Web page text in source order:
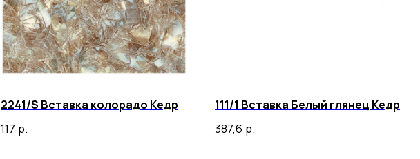
2241/S Вставка колорадо Кедр
117 р.
111/1 Вставка Белый глянец Кедр
387,6 р.